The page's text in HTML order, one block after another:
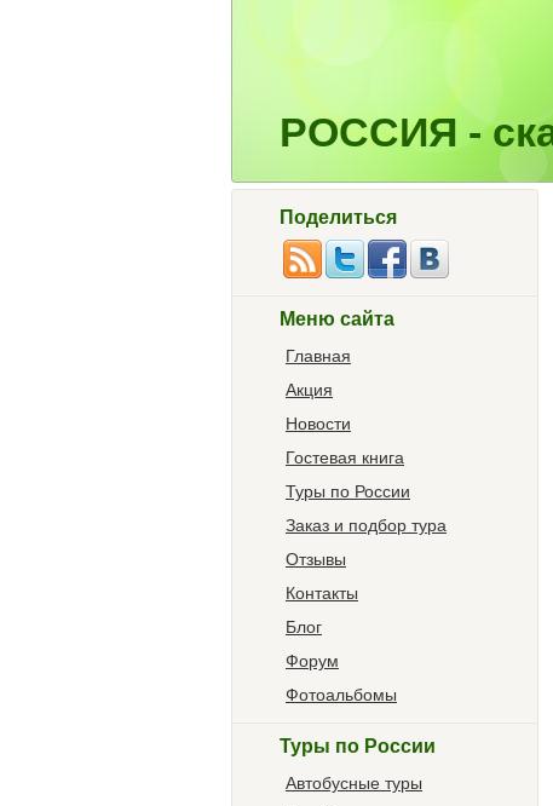
РОССИЯ -
Поделиться
Меню сайта
Главная
Акция
Новости
Гостевая книга
Туры по России
Заказ и подбор тура
Отзывы
Контакты
Блог
Форум
Фотоальбомы
Туры по России
Автобусные туры